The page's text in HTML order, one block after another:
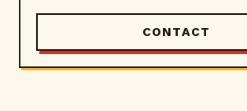
CONTACT